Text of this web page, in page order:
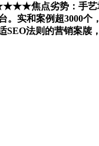
焦点劣势：手艺
实和案例超3000个
法则的营销案牍